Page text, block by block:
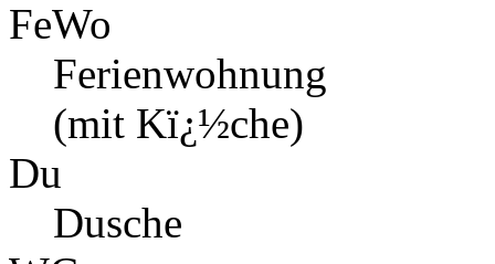
FeWo
Ferienwohnung
(mit Kï¿½che)
Du
Dusche